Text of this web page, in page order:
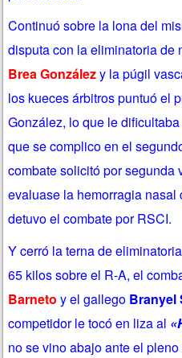
Continuó sobre la lona del
disputa con la eliminatoria de
Brea Gonzálezy la púgil
los kueces árbitros puntuó el
González, lo que le
que se complico en el
combate solicitó por segunda
evaluase la hemorragia
detuvo el combate por RSCI.
Y cerró la terna de
65 kilos sobre el R-A, el
Barneto y el gallego Branyel
competidor le tocó en liza al
no se vino abajo ante el